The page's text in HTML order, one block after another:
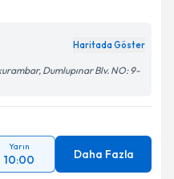
Haritada Göster
Dumlupınar Blv. NO: 9-
Yarın
10:00 Daha Fazla